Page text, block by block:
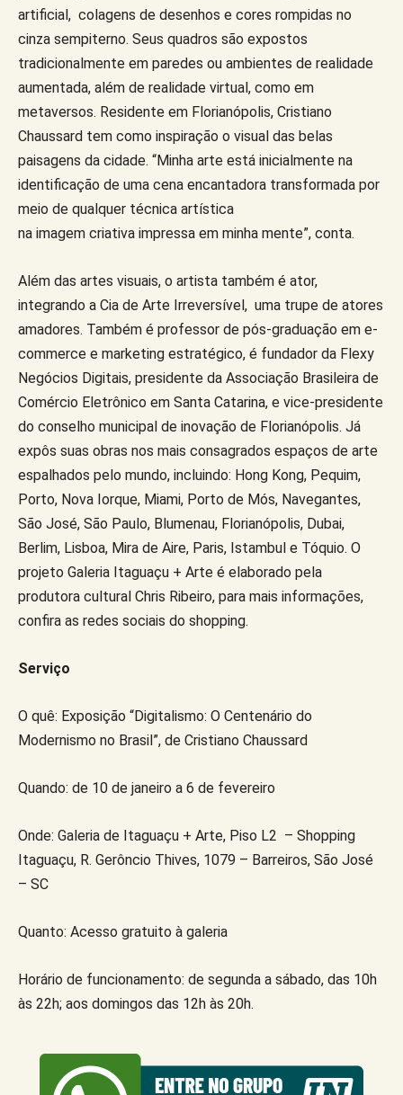
artificial, colagens de desenhos e cores rompidas no
cinza sempiterno. Seus quadros são expostos
tradicionalmente em paredes ou ambientes de realidade
aumentada, além de realidade virtual, como em
metaversos. Residente em Florianópolis, Cristiano
Chaussard tem como inspiração o visual das belas
paisagens da cidade. “Minha arte está inicialmente na
identificação de uma cena encantadora transformada por
meio de qualquer técnica artística
na imagem criativa impressa em minha mente”, conta.
Além das artes visuais, o artista também é ator,
integrando a Cia de Arte Irreversível, uma trupe de atores
amadores. Também é professor de pós-graduação em e-
commerce e marketing estratégico, é fundador da Flexy
Negócios Digitais, presidente da Associação Brasileira de
Comércio Eletrônico em Santa Catarina, e vice-presidente
do conselho municipal de inovação de Florianópolis. Já
expôs suas obras nos mais consagrados espaços de arte
espalhados pelo mundo, incluindo: Hong Kong, Pequim,
Porto, Nova Iorque, Miami, Porto de Mós, Navegantes,
São José, São Paulo, Blumenau, Florianópolis, Dubai,
Berlim, Lisboa, Mira de Aire, Paris, Istambul e Tóquio. O
projeto Galeria Itaguaçu + Arte é elaborado pela
produtora cultural Chris Ribeiro, para mais informações,
confira as redes sociais do shopping.
Serviço
O quê: Exposição “Digitalismo: O Centenário do
Modernismo no Brasil”, de Cristiano Chaussard
Quando: de 10 de janeiro a 6 de fevereiro
Onde: Galeria de Itaguaçu + Arte, Piso L2 – Shopping
Itaguaçu, R. Gerôncio Thives, 1079 – Barreiros, São José
– SC
Quanto: Acesso gratuito à galeria
Horário de funcionamento: de segunda a sábado, das 10h
às 22h; aos domingos das 12h às 20h.